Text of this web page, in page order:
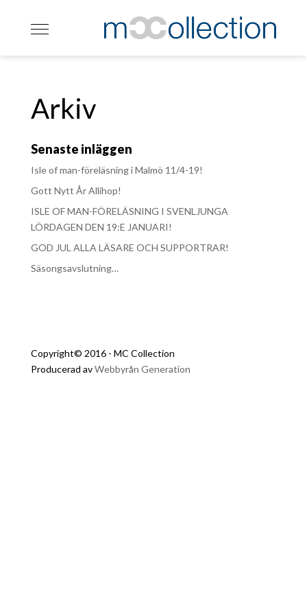
Arkiv
Senaste inläggen
Isle of man-föreläsning i Malmö 11/4-19!
Gott Nytt År Allihop!
ISLE OF MAN-FÖRELÄSNING I SVENLJUNGA
LÖRDAGEN DEN 19:E JANUARI!
GOD JUL ALLA LÄSARE OCH SUPPORTRAR!
Säsongsavslutning…
Copyright© 2016 - MC Collection
Producerad avWebbyrån Generation